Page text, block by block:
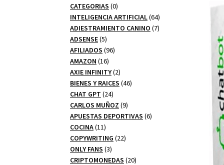
CATEGORIAS 00
productos
INTELIGENCIA ARTIFICIAL 6464
productos
ADIESTRAMIENTO CANINO 77
ADSENSE 55
productos
AFILIADOS 9696
AMAZON 1616
productos
AXIE INFINITY 22
productos
BIENES Y RAICES 4646
CHAT GPT 2424
productos
CARLOS MUÑOZ 99
productos
APUESTAS DEPORTIVAS 66
COCINA 1111
productos
COPYWRITING 2222
ONLY FANS 33
productos
CRIPTOMONEDAS 2020